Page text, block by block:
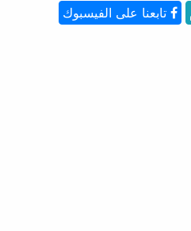
تابعنا على الفيسبوك